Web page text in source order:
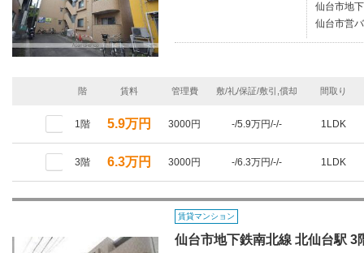
仙台市地
仙台市営
階 賃料 管理費 敷/礼/保証/敷引,償却 間取り
1階 5.9万円 3000円 -/5.9万円/-/- 1LDK
3階 6.3万円 3000円 -/6.3万円/-/- 1LDK
賃貸マンション
仙台市地下鉄南北線 北仙台駅 3